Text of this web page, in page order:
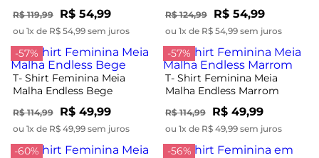
R$ 119,99 R$ 54,99
ou 1x de R$ 54,99 sem juros
R$ 124,99 R$ 54,99
ou 1x de R$ 54,99 sem juros
-57%
T- Shirt Feminina Meia
Malha Endless Bege
R$ 114,99 R$ 49,99
ou 1x de R$ 49,99 sem juros
-57%
T- Shirt Feminina Meia
Malha Endless Marrom
R$ 114,99 R$ 49,99
ou 1x de R$ 49,99 sem juros
-60%
-56%